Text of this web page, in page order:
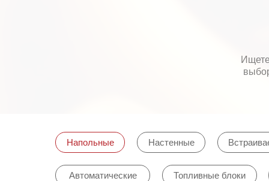
Настенные
Напольные
Топливные блоки
Автоматические